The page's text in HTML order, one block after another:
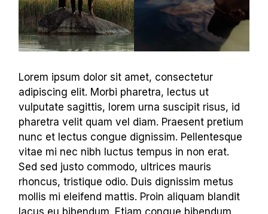
Lorem ipsum dolor sit amet, consectetur
adipiscing elit. Morbi pharetra, lectus ut
vulputate sagittis, lorem urna suscipit risus, id
pharetra velit quam vel diam. Praesent pretium
nunc et lectus congue dignissim. Pellentesque
vitae mi nec nibh luctus tempus in non erat.
Sed sed justo commodo, ultrices mauris
rhoncus, tristique odio. Duis dignissim metus
mollis mi eleifend mattis. Proin aliquam blandit